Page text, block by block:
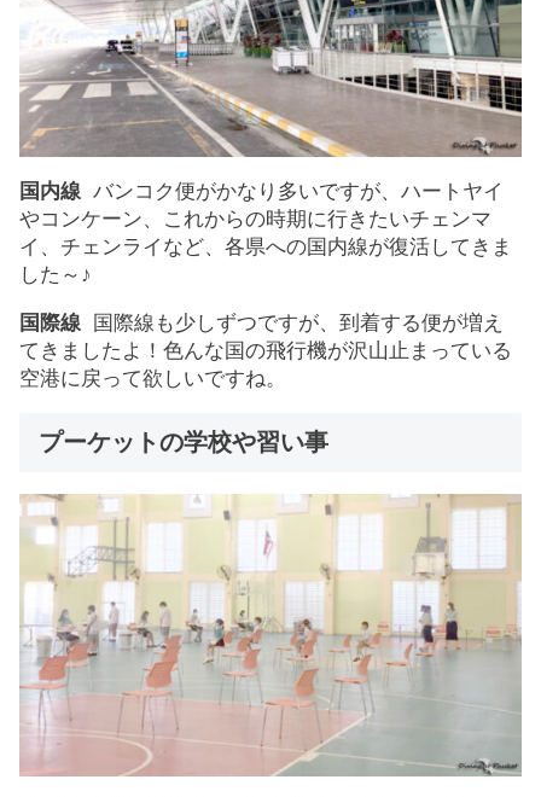
国内線 バンコク便がかなり多いですが、ハートヤイ
やコンケーン、これからの時期に行きたいチェンマ
イ、チェンライなど、各県への国内線が復活してきま
した～♪
国際線 国際線も少しずつですが、到着する便が増え
てきましたよ！色んな国の飛行機が沢山止まっている
空港に戻って欲しいですね。
プーケットの学校や習い事